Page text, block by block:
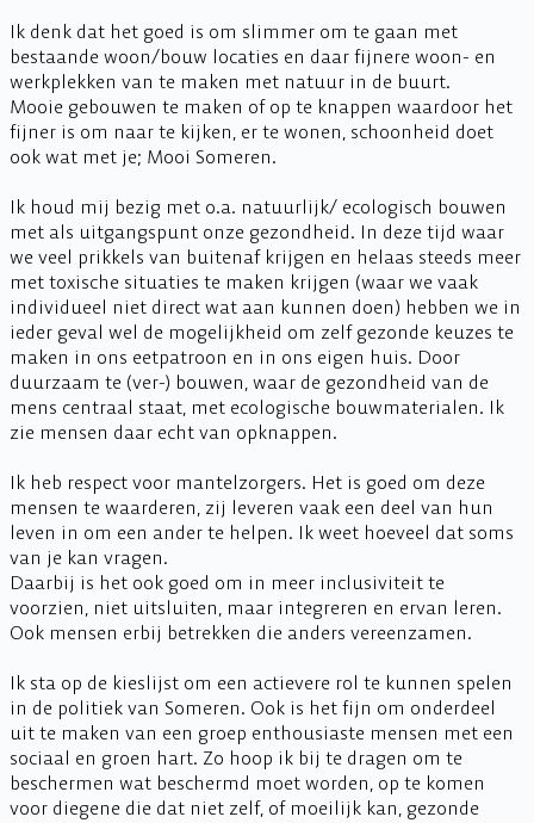
Ik denk dat het goed is om slimmer om te gaan met
bestaande woon/bouw locaties en daar fijnere woon- en
werkplekken van te maken met natuur in de buurt.
Mooie gebouwen te maken of op te knappen waardoor het
fijner is om naar te kijken, er te wonen, schoonheid doet
ook wat met je; Mooi Someren.
Ik houd mij bezig met o.a. natuurlijk/ ecologisch bouwen
met als uitgangspunt onze gezondheid. In deze tijd waar
we veel prikkels van buitenaf krijgen en helaas steeds meer
met toxische situaties te maken krijgen (waar we vaak
individueel niet direct wat aan kunnen doen) hebben we in
ieder geval wel de mogelijkheid om zelf gezonde keuzes te
maken in ons eetpatroon en in ons eigen huis. Door
duurzaam te (ver-) bouwen, waar de gezondheid van de
mens centraal staat, met ecologische bouwmaterialen. Ik
zie mensen daar echt van opknappen.
Ik heb respect voor mantelzorgers. Het is goed om deze
mensen te waarderen, zij leveren vaak een deel van hun
leven in om een ander te helpen. Ik weet hoeveel dat soms
van je kan vragen.
Daarbij is het ook goed om in meer inclusiviteit te
voorzien, niet uitsluiten, maar integreren en ervan leren.
Ook mensen erbij betrekken die anders vereenzamen.
Ik sta op de kieslijst om een actievere rol te kunnen spelen
in de politiek van Someren. Ook is het fijn om onderdeel
uit te maken van een groep enthousiaste mensen met een
sociaal en groen hart. Zo hoop ik bij te dragen om te
beschermen wat beschermd moet worden, op te komen
voor diegene die dat niet zelf, of moeilijk kan, gezonde